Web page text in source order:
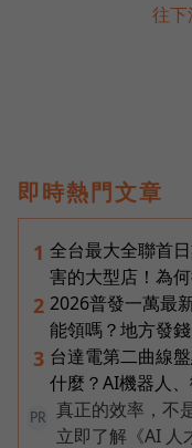
往下
即時熱門文章
1 全台最大全聯首
害的大型店！為
2 2026普發一萬最
能領嗎？地方發
3 台達電第二曲線
什麼？AI機器人
PR
真正的效率，不
立即了解《AI 人